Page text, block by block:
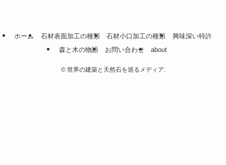
ホーム 石材表面加工の種類 石材小口加工の種類
興味深い特許
森と木の物語
お問い合わせ about
©世界の建築と天然石を巡るメディア.